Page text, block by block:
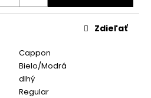
Cappon
Bielo/Modrá
dlhý
Regular
Zdieľať